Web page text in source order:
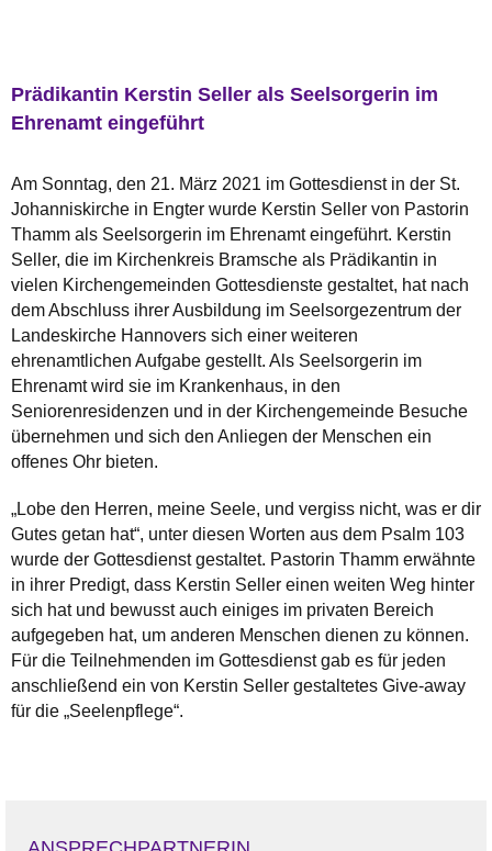
Prädikantin Kerstin Seller als Seelsorgerin im
Ehrenamt eingeführt
Am Sonntag, den 21. März 2021 im Gottesdienst in der St.
Johanniskirche in Engter wurde Kerstin Seller von Pastorin
Thamm als Seelsorgerin im Ehrenamt eingeführt. Kerstin
Seller, die im Kirchenkreis Bramsche als Prädikantin in
vielen Kirchengemeinden Gottesdienste gestaltet, hat nach
dem Abschluss ihrer Ausbildung im Seelsorgezentrum der
Landeskirche Hannovers sich einer weiteren
ehrenamtlichen Aufgabe gestellt. Als Seelsorgerin im
Ehrenamt wird sie im Krankenhaus, in den
Seniorenresidenzen und in der Kirchengemeinde Besuche
übernehmen und sich den Anliegen der Menschen ein
offenes Ohr bieten.
„Lobe den Herren, meine Seele, und vergiss nicht, was er dir
Gutes getan hat“, unter diesen Worten aus dem Psalm 103
wurde der Gottesdienst gestaltet. Pastorin Thamm erwähnte
in ihrer Predigt, dass Kerstin Seller einen weiten Weg hinter
sich hat und bewusst auch einiges im privaten Bereich
aufgegeben hat, um anderen Menschen dienen zu können.
Für die Teilnehmenden im Gottesdienst gab es für jeden
anschließend ein von Kerstin Seller gestaltetes Give-away
für die „Seelenpflege“.